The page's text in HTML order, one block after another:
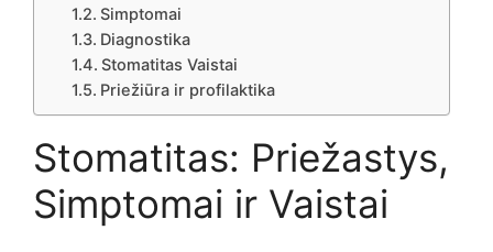
Simptomai
Diagnostika
Stomatitas Vaistai
Priežiūra ir profilaktika
Stomatitas: Priežastys,
Simptomai ir Vaistai